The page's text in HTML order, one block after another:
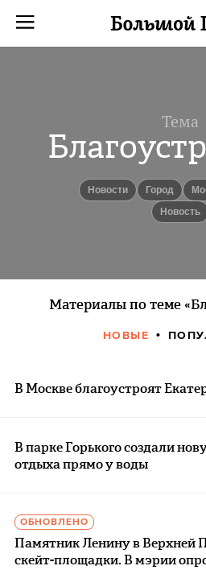
Тема
новости город
Новость
Материалы по теме
НОВЫЕ
В Москве благоустроят
В парке Горького создали
отдыха прямо у воды
ОБНОВЛЕНО
Памятник Ленину в Верхней
скейт-площадки. В мэрии